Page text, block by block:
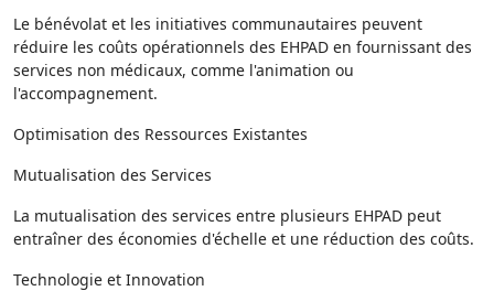
Le bénévolat et les initiatives communautaires peuvent
réduire les coûts opérationnels des EHPAD en fournissant des
services non médicaux, comme l'animation ou
l'accompagnement.
Optimisation des Ressources Existantes
Mutualisation des Services
La mutualisation des services entre plusieurs EHPAD peut
entraîner des économies d'échelle et une réduction des coûts.
Technologie et Innovation